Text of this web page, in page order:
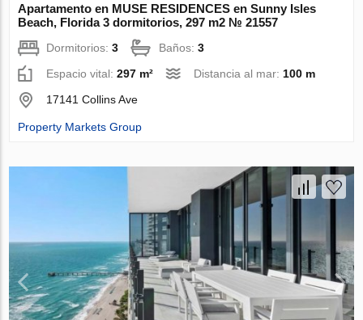
Apartamento en MUSE RESIDENCES en Sunny Isles
Beach, Florida 3 dormitorios, 297 m2 № 21557
Dormitorios:3 Baños:3
Espacio vital:297 m² Distancia al mar: 100 m
17141 Collins Ave
Property Markets Group